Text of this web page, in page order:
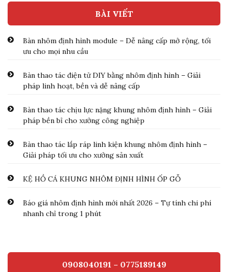
BÀI VIẾT
Bàn nhôm định hình module – Dễ nâng cấp mở rộng, tối
ưu cho mọi nhu cầu
Bàn thao tác điện tử DIY bằng nhôm định hình – Giải
pháp linh hoạt, bền và dễ nâng cấp
Bàn thao tác chịu lực nặng khung nhôm định hình – Giải
pháp bền bỉ cho xưởng công nghiệp
Bàn thao tác lắp ráp linh kiện khung nhôm định hình –
Giải pháp tối ưu cho xưởng sản xuất
KỆ HỒ CÁ KHUNG NHÔM ĐỊNH HÌNH ỐP GỖ
Báo giá nhôm định hình mới nhất 2026 – Tự tính chi phí
nhanh chỉ trong 1 phút
0908040191 – 0775189149